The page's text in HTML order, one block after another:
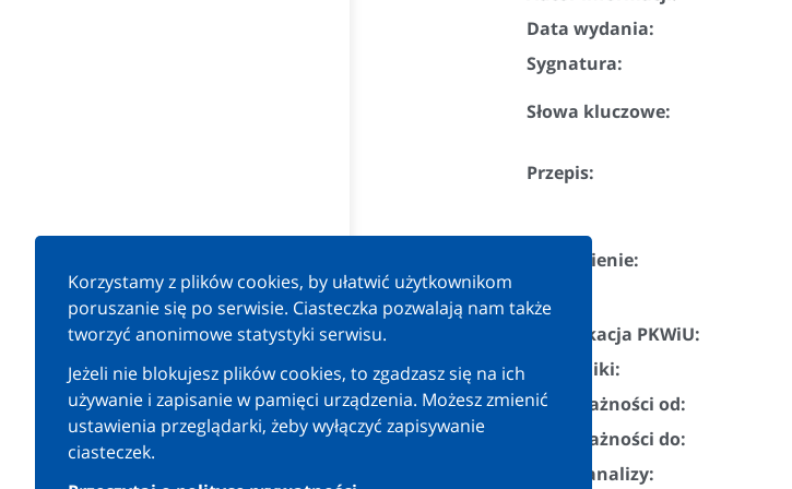
Data wydania:
Sygnatura:
Słowa kluczowe:
Przepis:
Zagadnienie:
Klasyfikacja PKWiU:
Załączniki:
Data ważności od:
Data ważności do:
Wynik analizy:
Korzystamy z plików cookies, by ułatwić użytkownikom
poruszanie się po serwisie. Ciasteczka pozwalają nam także
tworzyć anonimowe statystyki serwisu.
Jeżeli nie blokujesz plików cookies, to zgadzasz się na ich
używanie i zapisanie w pamięci urządzenia. Możesz zmienić
ustawienia przeglądarki, żeby wyłączyć zapisywanie
ciasteczek.